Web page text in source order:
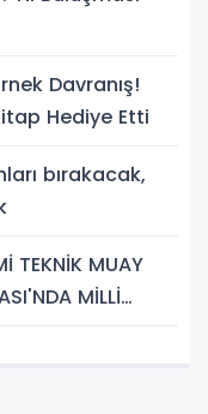
Davranış!
Hediye Etti
bırakacak,
TEKNİK MUAY
MİLLİ